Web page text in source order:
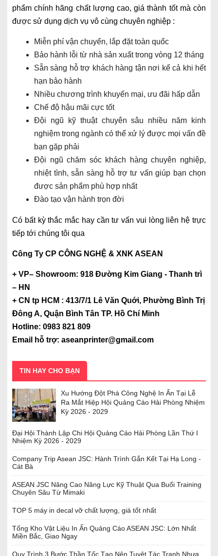
phẩm chính hãng chất lượng cao, giá thành tốt mà còn
được sử dụng dịch vụ vô cùng chuyên nghiệp :
Miễn phí vận chuyển, lắp đặt toàn quốc
Bảo hành lỗi từ nhà sản xuất trong vòng 12 tháng
Sẵn sàng hỗ trợ khách hàng tận nơi kể cả khi hết
hạn bảo hành
Nhiều chương trình khuyến mại, ưu đãi hấp dẫn
Chế độ hậu mãi cực tốt
Đội ngũ kỹ thuật chuyên sâu nhiều năm kinh
nghiệm trong ngành có thể xử lý được mọi vấn đề
bạn gặp phải
Đội ngũ chăm sóc khách hàng chuyên nghiệp,
nhiệt tình, sẵn sàng hỗ trợ tư vấn giúp bạn chọn
được sản phẩm phù hợp nhất
Đào tạo vận hành trọn đời
Có bất kỳ thắc mắc hay cần tư vấn vui lòng liên hệ trực
tiếp tới chúng tôi qua
Công Ty CP CÔNG NGHỆ & XNK ASEAN
+ VP– Showroom: 918 Đường Kim Giang - Thanh trì
– HN
+ CN tp HCM : 413/7/1 Lê Văn Quới, Phường Bình Trị
Đông A, Quận Bình Tân TP. Hồ Chí Minh
Hotline: 0983 821 809
Email hỗ trợ: aseanprinter@gmail.com
TIN HAY CHO BẠN
Xu Hướng Đột Phá Công Nghệ In Ấn Tại Lễ
Ra Mắt Hiệp Hội Quảng Cáo Hải Phòng Nhiệm
Kỳ 2026 - 2029
Đại Hội Thành Lập Chi Hội Quảng Cáo Hải Phòng Lần Thứ I
Nhiệm Kỳ 2026 - 2029
Company Trip Asean JSC: Hành Trình Gắn Kết Tại Hạ Long -
Cát Bà
ASEAN JSC Nâng Cao Năng Lực Kỹ Thuật Qua Buổi Training
Chuyên Sâu Từ Mimaki
TOP 5 máy in decal vỡ chất lượng, giá tốt nhất
Tổng Kho Vật Liệu In Ấn Quảng Cáo ASEAN JSC: Lớn Nhất
Miền Bắc, Giao Ngay
Quy Trình 3 Bước Thần Tốc Tạo Nên Tuyệt Tác Tranh Nhựa